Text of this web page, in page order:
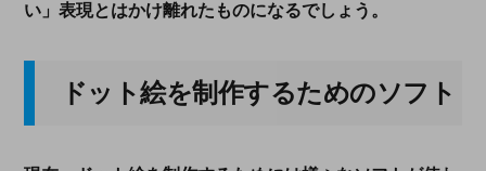
い」表現とはかけ離れたものになるでしょう。
ドット絵を制作するためのソフト